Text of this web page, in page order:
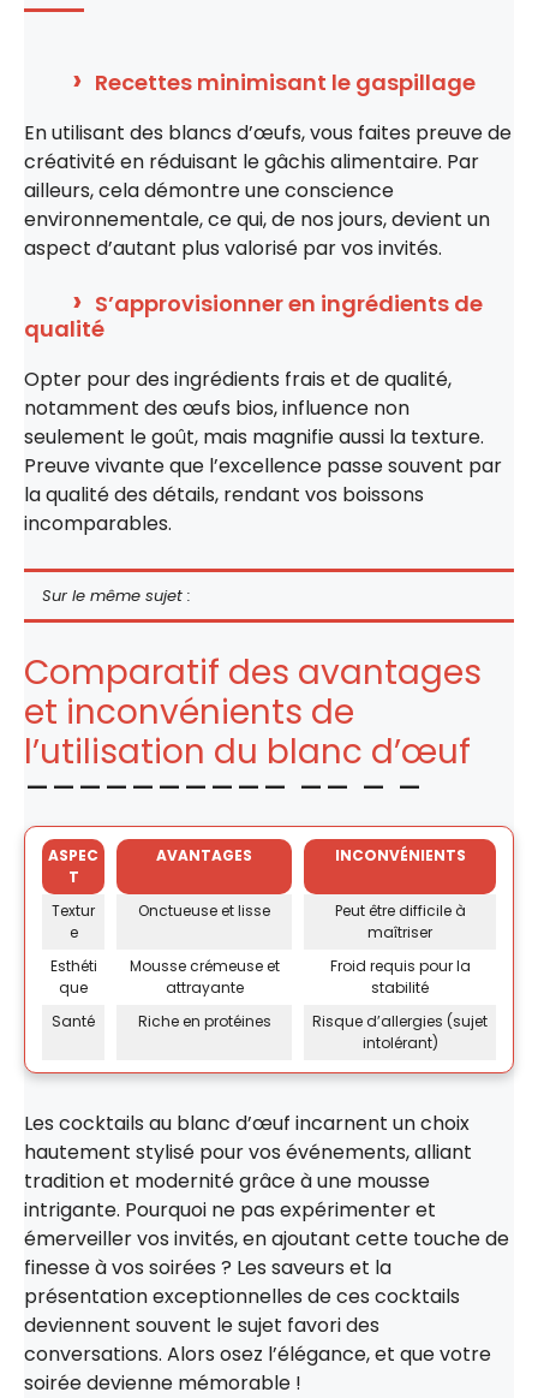
Recettes minimisant le gaspillage
En utilisant des blancs d’œufs, vous faites preuve de
créativité en réduisant le gâchis alimentaire. Par
ailleurs, cela démontre une conscience
environnementale, ce qui, de nos jours, devient un
aspect d’autant plus valorisé par vos invités.
S’approvisionner en ingrédients de
qualité
Opter pour des ingrédients frais et de qualité,
notamment des œufs bios, influence non
seulement le goût, mais magnifie aussi la texture.
Preuve vivante que l’excellence passe souvent par
la qualité des détails, rendant vos boissons
incomparables.
Sur le même sujet :
Comparatif des avantages
et inconvénients de
l’utilisation du blanc d’œuf
ASPEC
T
AVANTAGES INCONVÉNIENTS
Textur
e
Onctueuse et lisse
Peut être difficile à
maîtriser
Esthéti
que
Mousse crémeuse et
attrayante
Froid requis pour la
stabilité
Santé
Riche en protéines
Risque d’allergies (sujet
intolérant)
Les cocktails au blanc d’œuf incarnent un choix
hautement stylisé pour vos événements, alliant
tradition et modernité grâce à une mousse
intrigante. Pourquoi ne pas expérimenter et
émerveiller vos invités, en ajoutant cette touche de
finesse à vos soirées ? Les saveurs et la
présentation exceptionnelles de ces cocktails
deviennent souvent le sujet favori des
conversations. Alors osez l’élégance, et que votre
soirée devienne mémorable !